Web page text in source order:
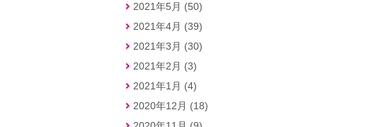
2021年5月 (50)
2021年4月 (39)
2021年3月 (30)
2021年2月 (3)
2021年1月 (4)
2020年12月 (18)